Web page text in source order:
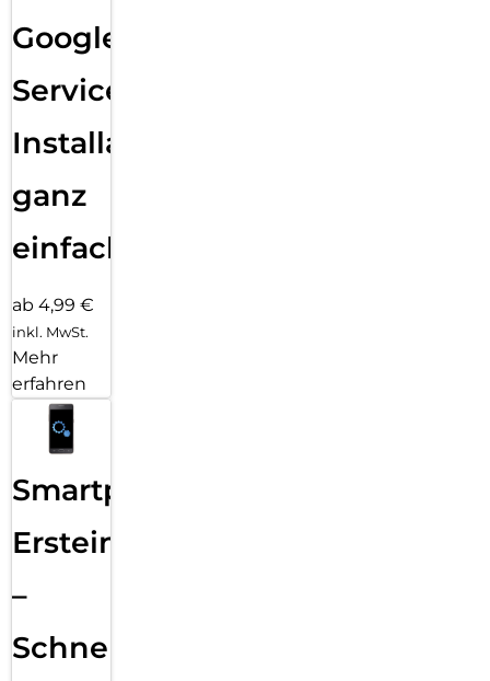
Google
Services
Installation
ganz
einfach
ab 4,99 €
inkl. MwSt.
Mehr
erfahren
Smartphone
Ersteinrichtung
–
Schnelle